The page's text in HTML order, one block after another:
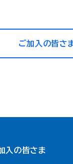
ご加入の皆さ
入の皆さま